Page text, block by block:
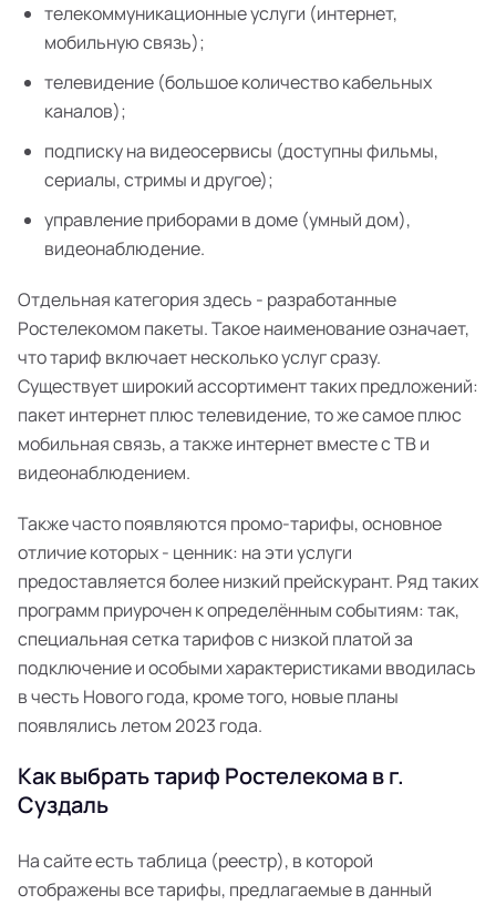
телекоммуникационные услуги (интернет,
мобильную связь);
телевидение (большое количество кабельных
каналов);
подписку на видеосервисы (доступны фильмы,
сериалы, стримы и другое);
управление приборами в доме (умный дом),
видеонаблюдение.
Отдельная категория здесь - разработанные
Ростелекомом пакеты. Такое наименование означает,
что тариф включает несколько услуг сразу.
Существует широкий ассортимент таких предложений:
пакет интернет плюс телевидение, то же самое плюс
мобильная связь, а также интернет вместе с ТВ и
видеонаблюдением.
Также часто появляются промо-тарифы, основное
отличие которых - ценник: на эти услуги
предоставляется более низкий прейскурант. Ряд таких
программ приурочен к определённым событиям: так,
специальная сетка тарифов с низкой платой за
подключение и особыми характеристиками вводилась
в честь Нового года, кроме того, новые планы
появлялись летом 2023 года.
Как выбрать тариф Ростелекома в г.
Суздаль
На сайте есть таблица (реестр), в которой
отображены все тарифы, предлагаемые в данный